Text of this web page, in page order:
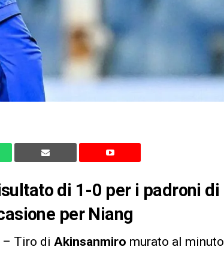
di 1-0 per i padroni di
per Niang
Tiro di Akinsanmiro murato al minuto